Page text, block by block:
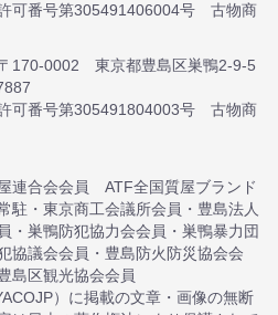
可番号第305491406004号 古物商
170-0002 東京都豊島区巣鴨2-9-5
可番号第305491804003号 古物商
連合会会員 ATF全国質屋ブランド
駐・東京商工会議所会員・豊島法人
・巣鴨防犯協力会会員・巣鴨暴力団
協議会会員・豊島防火防災協会会
島区観光協会会員
）に掲載の文章・画像の無断